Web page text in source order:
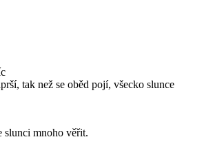
tak než se oběd pojí, všecko slunce
slunci mnoho věřit.